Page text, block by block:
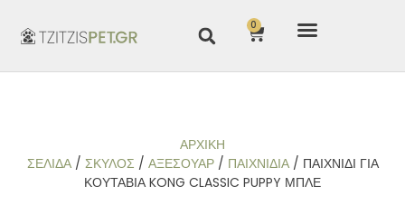
0
ΑΡΧΙΚΉ
ΣΕΛΊΔΑ/ ΣΚΥΛΟΣ / ΑΞΕΣΟΥΑΡ/ ΠΑΙΧΝΊΔΙΑ/ ΠΑΙΧΝΊΔΙ ΓΙΑ
ΚΟΥΤΆΒΙΑ KONG CLASSIC PUPPY ΜΠΛΕ